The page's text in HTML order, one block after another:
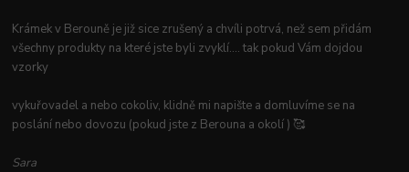
Krámek v Berouně je již sice zrušený a chvíli potrvá, než sem přidám
všechny produkty na které jste byli zvyklí.... tak pokud Vám dojdou
vzorky
vykuřovadel a nebo cokoliv, klidně mi napište a domluvíme se na
poslání nebo dovozu (pokud jste z Berouna a okolí ) 🥰
Sara